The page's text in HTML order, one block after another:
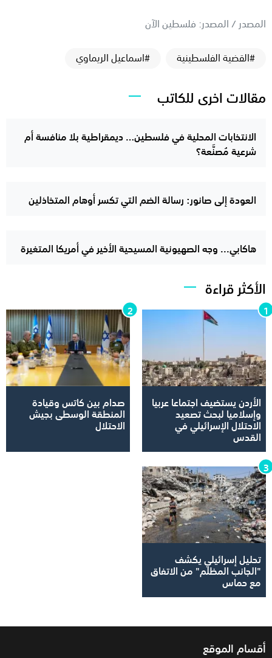
المصدر / المصدر: فلسطين الآن
#القضية الفلسطينية
#اسماعيل الريماوي
مقالات اخرى للكاتب
الانتخابات المحلية في فلسطين… ديمقراطية بلا منافسة أم
شرعية مُصنَّعة؟
العودة إلى صانور: رسالة الضم التي تكسر أوهام المتخاذلين
هاكابي... وجه الصهيونية المسيحية الأخير في أمريكا المتغيرة
الأكثر قراءة
الأردن يستضيف اجتماعا عربيا
وإسلاميا لبحث تصعيد
الاحتلال الإسرائيلي في
القدس
صدام بين كاتس وقيادة
المنطقة الوسطى بجيش
الاحتلال
تحليل إسرائيلي يكشف
"الجانب المظلم" من الاتفاق
مع حماس
أقسام الموقع